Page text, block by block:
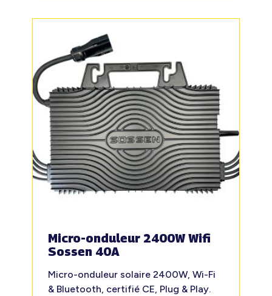
Micro-onduleur 2400W Wifi
Sossen 40A
Micro-onduleur solaire 2400W, Wi-Fi
& Bluetooth, certifié CE, Plug & Play.